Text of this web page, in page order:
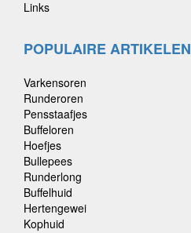
Links
POPULAIRE ARTIKELEN
Varkensoren
Runderoren
Pensstaafjes
Buffeloren
Hoefjes
Bullepees
Runderlong
Buffelhuid
Hertengewei
Kophuid